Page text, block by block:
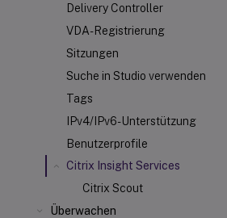
Delivery Controller
VDA-Registrierung
Sitzungen
Suche in Studio verwenden
Tags
IPv4/IPv6-Unterstützung
Benutzerprofile
Citrix Insight Services
Citrix Scout
Überwachen